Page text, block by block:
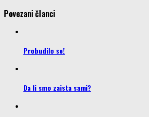
Povezani članci
Probudilo se!
Da li smo zaista sami?